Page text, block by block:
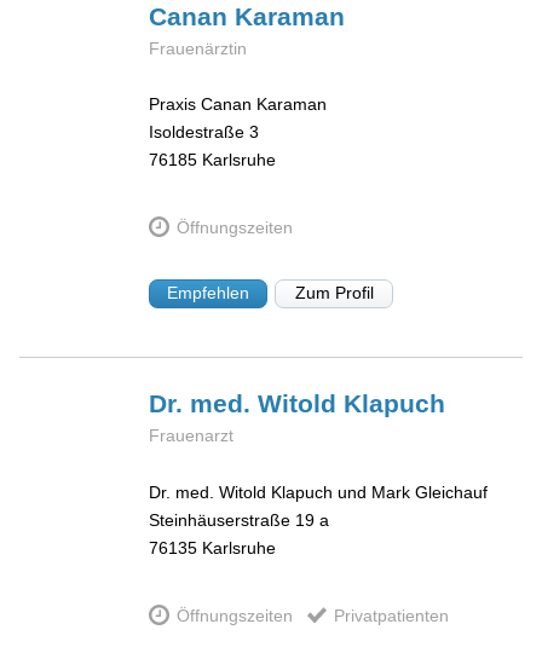
Canan Karaman
Frauenärztin
Praxis Canan Karaman
Isoldestraße 3
76185 Karlsruhe
Öffnungszeiten
Empfehlen Zum Profil
Dr. med. Witold Klapuch
Frauenarzt
Dr. med. Witold Klapuch und Mark Gleichauf
Steinhäuserstraße 19 a
76135 Karlsruhe
Öffnungszeiten Privatpatienten